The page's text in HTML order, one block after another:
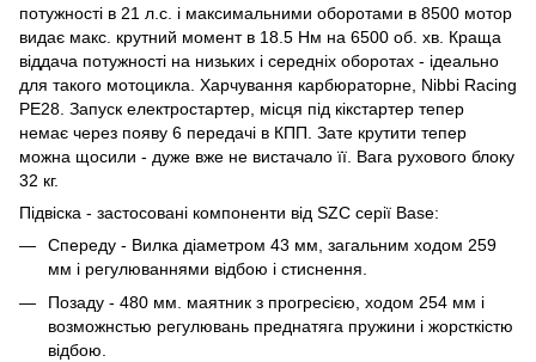
потужності в 21 л.с. і максимальними оборотами в 8500 мотор
видає макс. крутний момент в 18.5 Нм на 6500 об. хв. Краща
віддача потужності на низьких і середніх оборотах - ідеально
для такого мотоцикла. Харчування карбюраторне, Nibbi Racing
PE28. Запуск електростартер, місця під кікстартер тепер
немає через появу 6 передачі в КПП. Зате крутити тепер
можна щосили - дуже вже не вистачало її. Вага рухового блоку
32 кг.
Підвіска - застосовані компоненти від SZC серії Base:
Спереду - Вилка діаметром 43 мм, загальним ходом 259
мм і регулюваннями відбою і стиснення.
Позаду - 480 мм. маятник з прогресією, ходом 254 мм і
возможнстью регулювань преднатяга пружини і жорсткістю
відбою.